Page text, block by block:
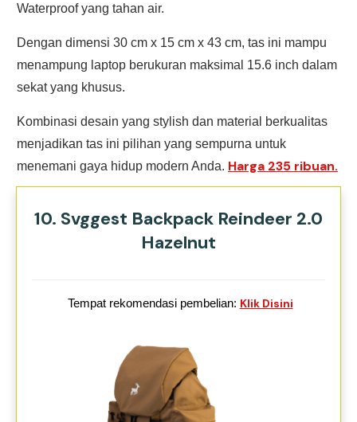
Waterproof yang tahan air.
Dengan dimensi 30 cm x 15 cm x 43 cm, tas ini mampu
menampung laptop berukuran maksimal 15.6 inch dalam
sekat yang khusus.
Kombinasi desain yang stylish dan material berkualitas
menjadikan tas ini pilihan yang sempurna untuk
menemani gaya hidup modern Anda. Harga 235 ribuan.
10. Svggest Backpack Reindeer 2.0
Hazelnut
Tempat rekomendasi pembelian: Klik Disini